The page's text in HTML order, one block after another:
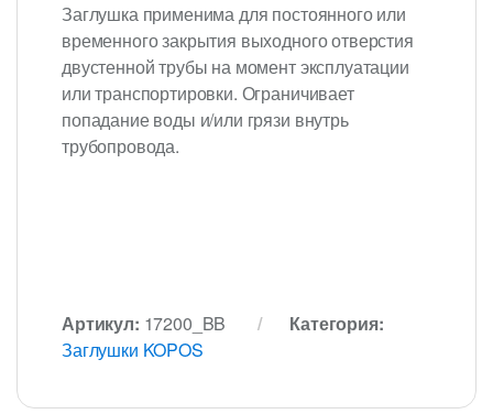
Заглушка применима для постоянного или
временного закрытия выходного отверстия
двустенной трубы на момент эксплуатации
или транспортировки. Ограничивает
попадание воды и/или грязи внутрь
трубопровода.
Артикул: 17200_BB
Категория:
Заглушки KOPOS